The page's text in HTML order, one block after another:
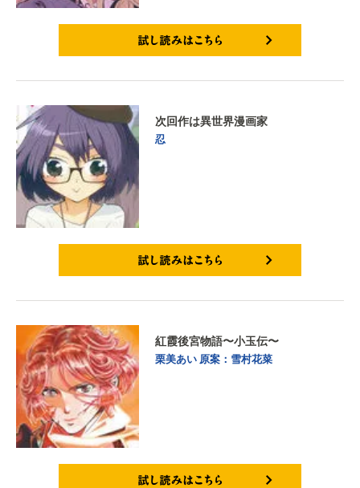
次回作は異世界漫画家
忍
紅霞後宮物語〜小玉伝〜
栗美あい 原案：雪村花菜